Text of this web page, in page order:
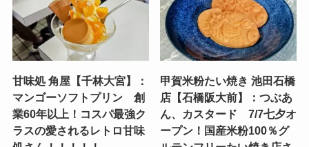
甘味処 角屋【千林大宮】：
マンゴーソフトプリン 創
業60年以上！コスパ最強ク
ラスの愛されるレトロ甘味
甲賀米粉たい焼き 池田石橋
店【石橋阪大前】：つぶあ
ん、カスタード 7/7七夕オ
ープン！国産米粉100％グ